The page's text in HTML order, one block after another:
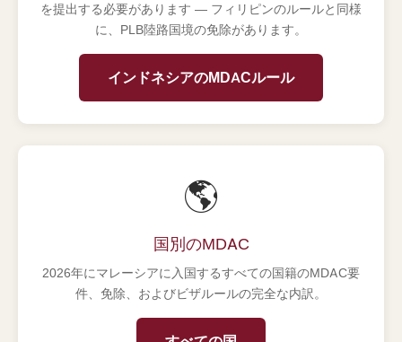
を提出する必要があります — フィリピンのルールと同様
に、PLB陸路国境の免除があります。
インドネシアのMDACルール
🌎
国別のMDAC
2026年にマレーシアに入国するすべての国籍のMDAC要
件、免除、およびビザルールの完全な内訳。